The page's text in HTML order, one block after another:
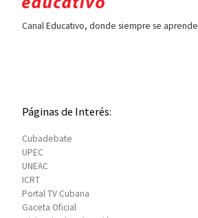
Canal Educativo, donde siempre se aprende
Páginas de Interés:
Cubadebate
UPEC
UNEAC
ICRT
Portal TV Cubana
Gaceta Oficial